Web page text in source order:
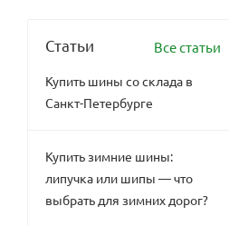
Статьи Все статьи
Купить шины со склада в
Санкт-Петербурге
Купить зимние шины:
липучка или шипы — что
выбрать для зимних дорог?